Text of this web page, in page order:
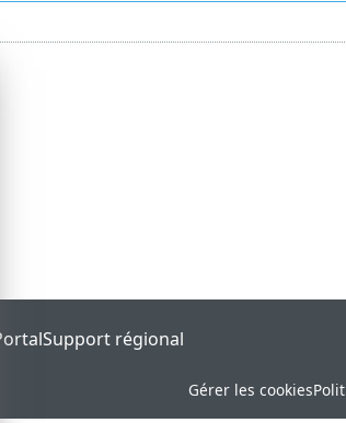
Support régional
Gérer les cookies